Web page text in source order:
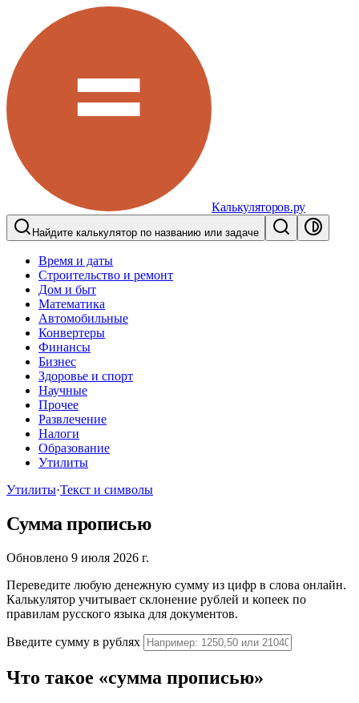
Калькуляторов.ру
Найдите калькулятор по названию или задаче
Время и даты
Строительство и ремонт
Дом и быт
Математика
Автомобильные
Конвертеры
Финансы
Бизнес
Здоровье и спорт
Научные
Прочее
Развлечение
Налоги
Образование
Утилиты
Утилиты·Текст и символы
Сумма прописью
Обновлено 9 июля 2026 г.
Переведите любую денежную сумму из цифр в слова онлайн.
Калькулятор учитывает склонение рублей и копеек по
правилам русского языка для документов.
Введите сумму в рублях
Что такое «сумма прописью»